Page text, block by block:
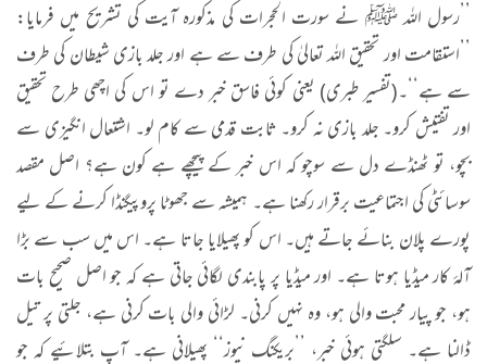
’’رسول اللہ ﷺ نے سورت الحجرات کی مذکورہ آیت کی تشریح میں فرمایا:
’’استقامت اور تحقیق اللہ تعالیٰ کی طرف سے ہے اور جلد بازی شیطان کی طرف
سے ہے‘‘۔(تفسیر طبری) یعنی کوئی فاسق خبر دے تو اس کی اچھی طرح تحقیق
اور تفتیش کرو۔ جلد بازی نہ کرو۔ ثابت قدمی سے کام لو۔ اشتعال انگیزی سے
بچو، تو ٹھنڈے دل سے سوچو کہ اس خبر کے پیچھے ہے کون ہے؟ اصل مقصد
سوسائٹی کی اجتماعیت برقرار رکھنا ہے۔ ہمیشہ سے جھوٹا پروپیگنڈا کرنے کے لیے
پورے پلان بنائے جاتے ہیں۔ اس کو پھیلایا جاتا ہے۔ اس میں سب سے بڑا
آلۂ کار میڈیا ہوتا ہے۔ اور میڈیا پر پابندی لگائی جاتی ہے کہ جو اصل صحیح بات
ہو، جو پیار محبت والی ہو، وہ نہیں کرنی۔ لڑائی والی بات کرنی ہے، جلتی پر تیل
ڈالنا ہے۔ سلگتی ہوئی خبر، ’’بریکنگ نیوز‘‘ پھیلانی ہے۔ آپ بتلائیے کہ جو